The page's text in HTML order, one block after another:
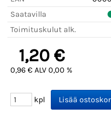
Saatavilla
Toimituskulut alk.
1,20 €
0,96 € ALV 0,00 %
kpl